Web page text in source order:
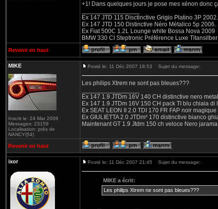
+1! Dans quelques jours je pose mes xénon donc
Ex 147 JTD 115 Disctinctive Grigio Platino 3P 2002.
Ex 147 JTD 150 Distinctive Néro Métalico 5p 2006.
Ex Fiat 500C 1.2L Lounge white Bossa Nova 2009
BMW 330 CI Steptronic Préférence Luxe
Revenir en haut
MIKE
Inscrit le: 24 Mar 2006
Messages: 23159
Localisation: près de
NANCY(54)
Posté le: 11 Déc 2007 18:53 Sujet du message:
Les philips Xtrem ne sont pas bleues???
Ex 147 1.9 JTDm 16V 140 CH distinctive nero
Ex 147 1.9 JTDm 16V 150 CH pack TI blu chiaia di
Ex SEAT LEON II 2.0 TDI 170 FR FAP noir magique
Ex GIULIETTA 2.0 JTDm² 170 distinctive bianco
Maintenant GT 1.9 Jtdm 150 ch veloce Nero jarama
Revenir en haut
ixor Posté le: 11 Déc 2007 21:45 Sujet du message:
MIKE a écrit:
Les philips Xtrem ne sont pas bleues???